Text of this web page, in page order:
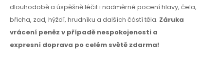
dlouhodobě a úspěšně léčit i nadměrné pocení hlavy, čela,
břicha, zad, hýždí, hrudníku a dalších částí těla. Záruka
vrácení peněz v případě nespokojenosti a
expresní doprava po celém světě zdarma!